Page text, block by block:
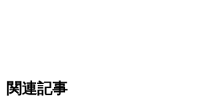
関連記事